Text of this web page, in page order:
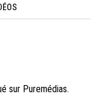
sur Puremédias.